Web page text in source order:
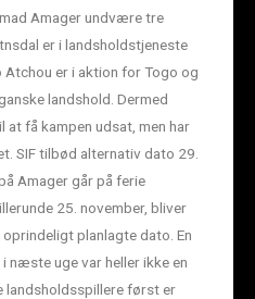
Amager undvære tre
er i landsholdstjeneste
er i aktion for Togo og
landshold. Dermed
at få kampen udsat, men har
SIF tilbød alternativ dato 29.
Amager går på ferie
25. november, bliver
planlagte dato. En
næste uge var heller ikke en
landsholdsspillere først er